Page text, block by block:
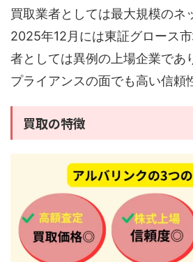
買取業者としては最大規模のネ
2025年12月には東証グロース
者としては異例の上場企業であ
プライアンスの面でも高い信頼
買取の特徴